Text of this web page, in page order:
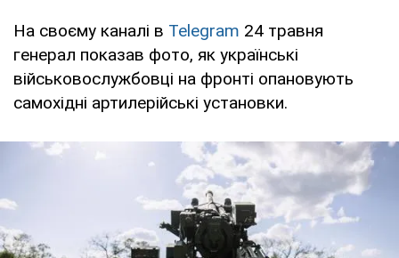
На своєму каналі в Telegram 24 травня
генерал показав фото, як українські
військовослужбовці на фронті опановують
самохідні артилерійські установки.